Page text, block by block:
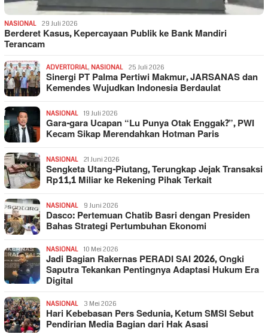
NASIONAL 29 Juli 2026
Berderet Kasus, Kepercayaan Publik ke Bank Mandiri
Terancam
ADVERTORIAL, NASIONAL 25 Juli 2026
Sinergi PT Palma Pertiwi Makmur, JARSANAS dan
Kemendes Wujudkan Indonesia Berdaulat
NASIONAL 19 Juli 2026
Gara-gara Ucapan “Lu Punya Otak Enggak?”, PWI
Kecam Sikap Merendahkan Hotman Paris
NASIONAL 21 Juni 2026
Sengketa Utang-Piutang, Terungkap Jejak Transaksi
Rp11,1 Miliar ke Rekening Pihak Terkait
NASIONAL 9 Juni 2026
Dasco: Pertemuan Chatib Basri dengan Presiden
Bahas Strategi Pertumbuhan Ekonomi
NASIONAL 10 Mei 2026
Jadi Bagian Rakernas PERADI SAI 2026, Ongki
Saputra Tekankan Pentingnya Adaptasi Hukum Era
Digital
NASIONAL 3 Mei 2026
Hari Kebebasan Pers Sedunia, Ketum SMSI Sebut
Pendirian Media Bagian dari Hak Asasi